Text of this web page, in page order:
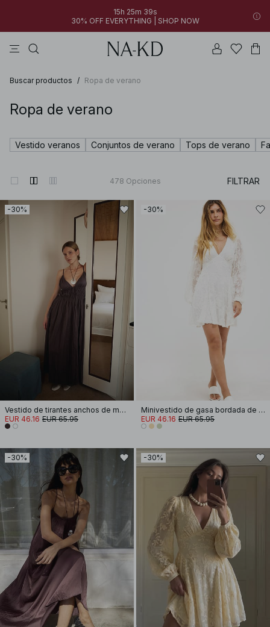
15h 25m 38s
30% OFF EVERYTHING | SHOP NOW
Buscar productos / Ropa de verano
Ropa de verano
Vestido veranos Conjuntos de verano Tops de verano
478 Opciones FILTRAR
-30%
Vestido de tirantes anchos de mezcla de lino con volúmenes y efecto arrugado
EUR 46.16 EUR 65.95
-30%
Minivestido de gasa bordada de manga larga
EUR 46.16 EUR 65.95
-30% -30%